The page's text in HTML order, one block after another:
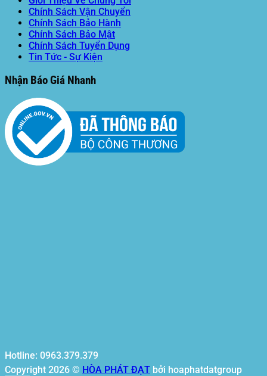
Chính Sách Vận Chuyển
Chính Sách Bảo Hành
Chính Sách Bảo Mật
Chính Sách Tuyển Dụng
Tin Tức - Sự Kiện
Nhận Báo Giá Nhanh
Hotline: 0963.379.379
Copyright 2026 © HÒA PHÁT ĐẠT bởi hoaphatdatgroup